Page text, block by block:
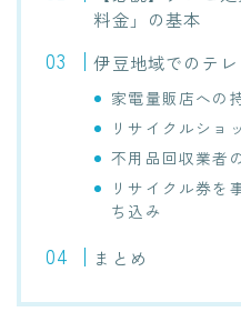
料金」の基本
伊豆地域でのテレ
家電量販店への
リサイクルショ
不用品回収業者
リサイクル券を
ち込み
まとめ